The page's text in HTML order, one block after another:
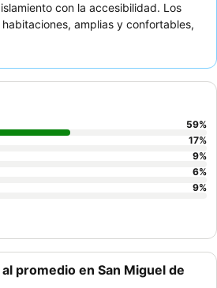
con la accesibilidad. Los
amplias y confortables,
en el restaurante de la azotea, con
disfrutar de una experiencia
reservar una habitación alejada
y así garantizar una estancia más
promedio en San Miguel de
59%
17%
9%
6%
9%